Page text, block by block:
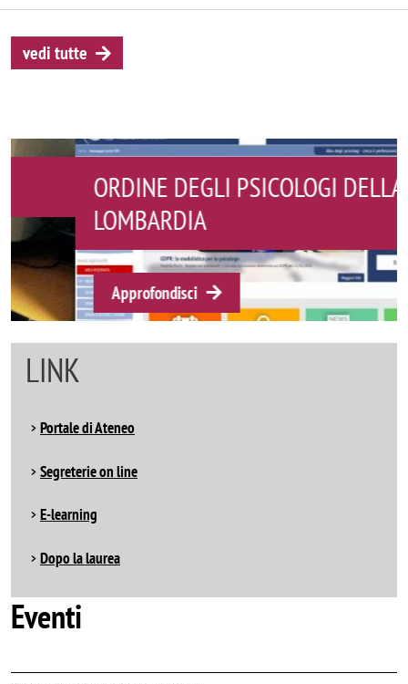
vedi tutte
ORDINE DEGLI PSICOLOGI DELLA
LOMBARDIA
Approfondisci
LINK
Portale di Ateneo
Segreterie on line
E-learning
Dopo la laurea
Eventi